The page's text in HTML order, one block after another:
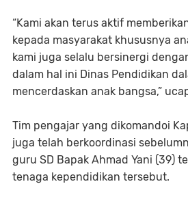
“Kami akan terus aktif
kepada masyarakat khususnya
kami juga selalu bersinergi
dalam hal ini Dinas Pendidikan
mencerdaskan anak bangsa,”
Tim pengajar yang dikomandoi
juga telah berkoordinasi
guru SD Bapak Ahmad Yani (39)
tenaga kependidikan tersebut.